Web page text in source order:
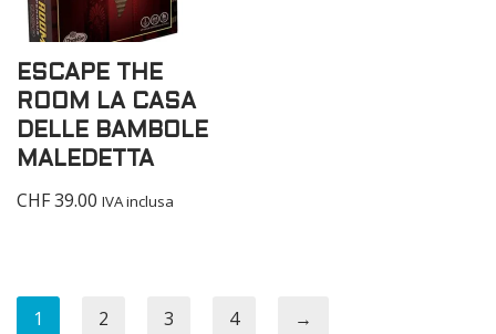
ESCAPE THE
ROOM LA CASA
DELLE BAMBOLE
MALEDETTA
CHF39.00 IVA inclusa
1 2 3 4 →